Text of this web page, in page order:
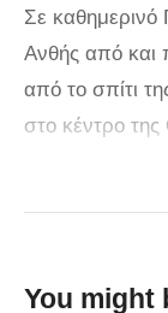
Σε καθημερινό
Ανθής από και
από το σπίτι
στο κέντρο
καθηλωμένη
πρόβλημα της
υποδομών για
You might